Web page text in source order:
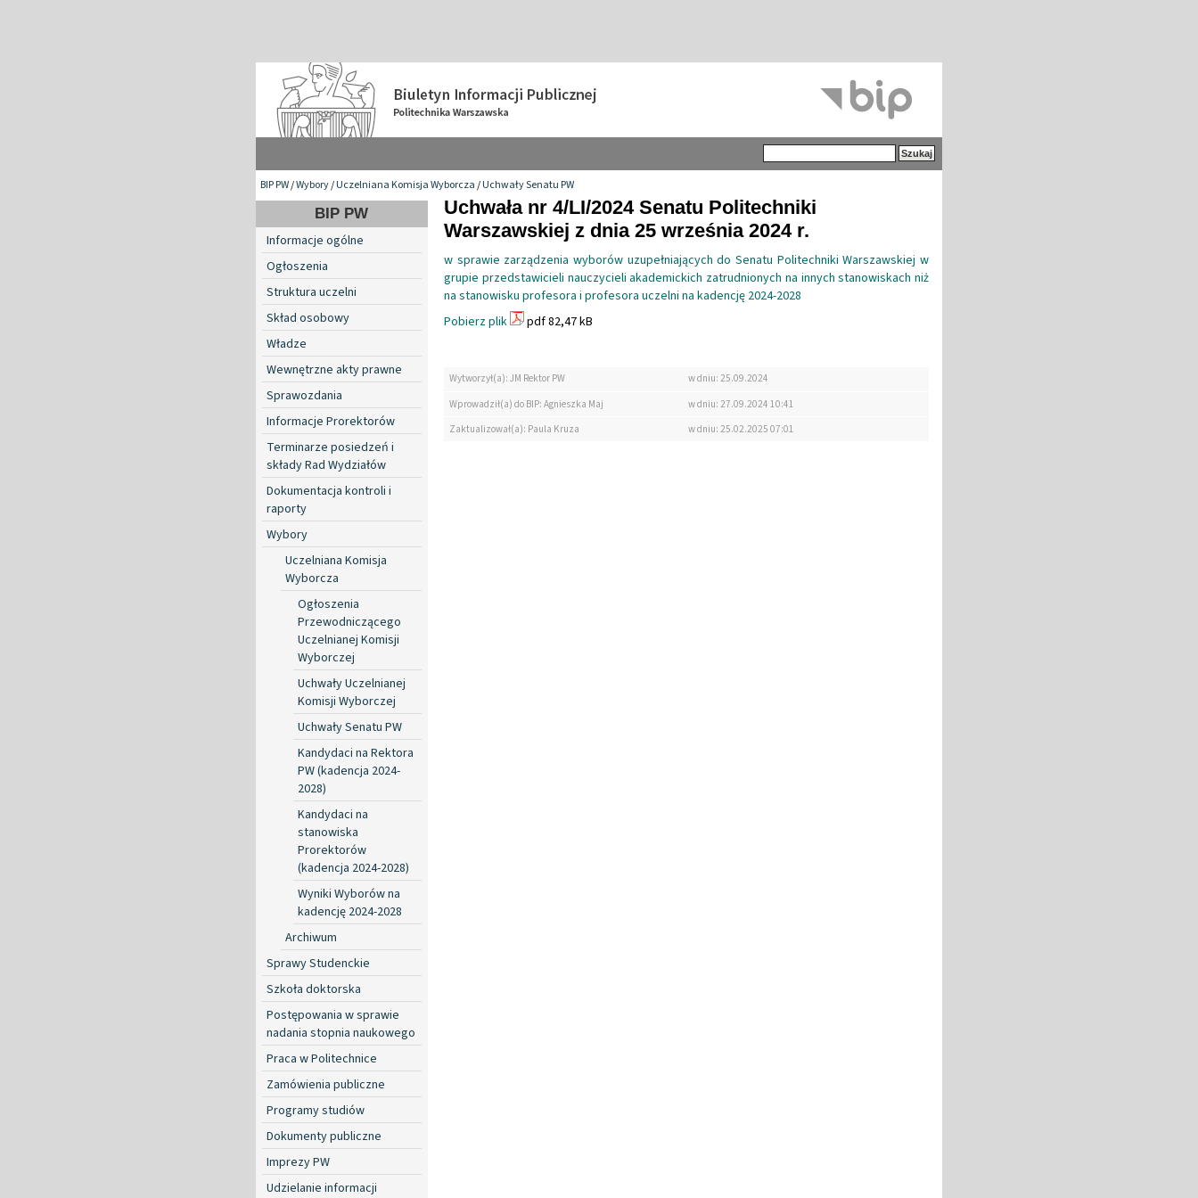
BIP PW/Wybory/Uczelniana Komisja Wyborcza/Uchwały Senatu PW
BIP PW
Informacje ogólne
Ogłoszenia
Struktura uczelni
Skład osobowy
Władze
Wewnętrzne akty prawne
Sprawozdania
Informacje Prorektorów
Terminarze posiedzeń i
składy Rad Wydziałów
Dokumentacja kontroli i
raporty
Wybory
Uczelniana Komisja
Wyborcza
Ogłoszenia
Przewodniczącego
Uczelnianej Komisji
Wyborczej
Uchwały Uczelnianej
Komisji Wyborczej
Uchwały Senatu PW
Kandydaci na Rektora
PW (kadencja 2024-
2028)
Kandydaci na
stanowiska
Prorektorów
(kadencja 2024-2028)
Wyniki Wyborów na
kadencję 2024-2028
Archiwum
Sprawy Studenckie
Szkoła doktorska
Postępowania w sprawie
nadania stopnia naukowego
Praca w Politechnice
Zamówienia publiczne
Programy studiów
Dokumenty publiczne
Imprezy PW
Udzielanie informacji
Uchwała nr 4/LI/2024 Senatu Politechniki
Warszawskiej z dnia 25 września 2024 r.
w sprawie zarządzenia wyborów uzupełniających do Senatu Politechniki Warszawskiej w
grupie przedstawicieli nauczycieli akademickich zatrudnionych na innych stanowiskach niż
na stanowisku profesora i profesora uczelni na kadencję 2024-2028
Pobierz plik
pdf 82,47 kB
Wytworzył(a): JM Rektor PW
w dniu: 25.09.2024
Wprowadził(a) do BIP: Agnieszka Maj
w dniu: 27.09.2024 10:41
Zaktualizował(a): Paula Kruza
w dniu: 25.02.2025 07:01